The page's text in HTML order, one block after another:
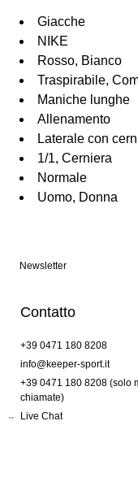
Giacche
NIKE
Rosso, Bianco
Traspirabile,
Maniche lunghe
Allenamento
Laterale con
1/1, Cerniera
Normale
Uomo, Donna
Newsletter
Contatto
+39 0471 180 8208
info@keeper-sport.it
+39 0471 180 8208 (solo
chiamate)
Live Chat